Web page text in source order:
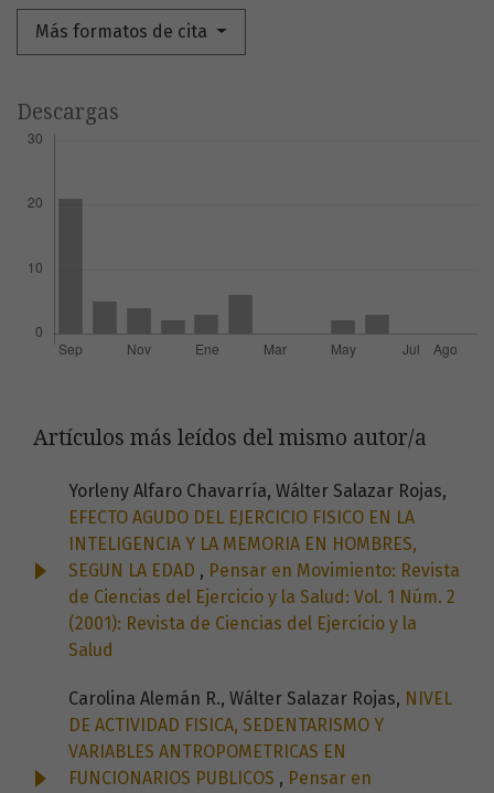
Más formatos de cita
Descargas
Artículos más leídos del mismo autor/a
Yorleny Alfaro Chavarría, Wálter Salazar Rojas,
EFECTO AGUDO DEL EJERCICIO FISICO EN LA
INTELIGENCIA Y LA MEMORIA EN HOMBRES,
SEGUN LA EDAD , Pensar en Movimiento: Revista
de Ciencias del Ejercicio y la Salud: Vol. 1 Núm. 2
(2001): Revista de Ciencias del Ejercicio y la
Salud
Carolina Alemán R., Wálter Salazar Rojas, NIVEL
DE ACTIVIDAD FISICA, SEDENTARISMO Y
VARIABLES ANTROPOMETRICAS EN
FUNCIONARIOS PUBLICOS , Pensar en